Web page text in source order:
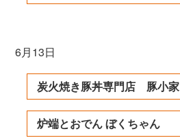
6月13日
炭火焼き豚丼専門店 豚小家
炉端とおでん ぼくちゃん